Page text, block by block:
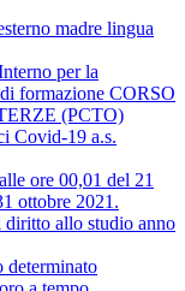
madre lingua
per la
formazione CORSO
(PCTO)
Covid-19 a.s.
ore 00,01 del 21
ottobre 2021.
diritto allo studio anno
determinato